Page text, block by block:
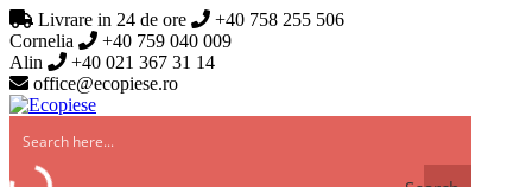
Livrare in 24 de ore
+40 758 255 506
Cornelia
+40 759 040 009
Alin
+40 021 367 31 14
office@ecopiese.ro